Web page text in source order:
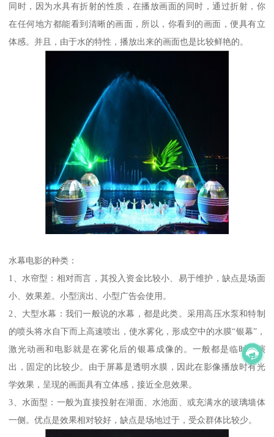
同时，因为水具有折射的性质，在播放画面的同时，通过折射，你
在任何地方都能看到清晰的画面，所以，你看到的画面，便具有立
体感。并且，由于水的特性，播放出来的画面也是比较鲜艳的。
水幕电影的种类：
1、水帘型：相对而言，其投入资金比较小、易于维护，缺点是场面
小、效果差。小型演出、小型广告会使用。
2、大型水幕：我们一般说的水幕，都是此类。采用高压水泵和特制
的喷头将水自下而上高速喷出，使水雾化，形成空中的水膜“银幕”，
激光动画和电影就是在雾化后的银幕成像的。一般都是临时性演
出，固定的比较少。由于屏幕是透明水膜，因此在影像播放时有光
学效果，呈现的画面具有立体感，接近全息效果。
3、水面型：一般为直接投射在湖面、水池面、或充满水的玻璃墙体
一侧。优点是效果相对较好，缺点是场地过于，受众群体比较少。